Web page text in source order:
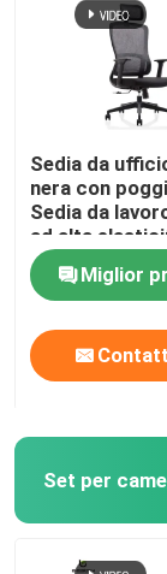
Sedia da
nera con
Sedia da
ad alta
Miglior
Set per